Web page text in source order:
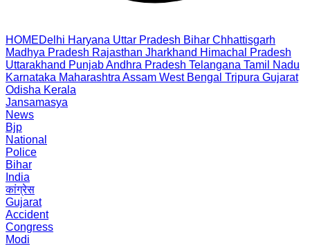
HOMEDelhi Haryana Uttar Pradesh Bihar Chhattisgarh
Madhya Pradesh Rajasthan Jharkhand Himachal Pradesh
Uttarakhand PunjabAndhra Pradesh Telangana Tamil Nadu
Karnataka Maharashtra Assam West Bengal Tripura Gujarat
Odisha Kerala
Jansamasya
News
Bjp
National
Police
Bihar
India
कांग्रेस
Gujarat
Accident
Congress
Modi